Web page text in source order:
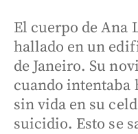
El cuerpo de Ana
hallado en un
de Janeiro. Su
cuando intentaba
sin vida en su
suicidio. Esto se